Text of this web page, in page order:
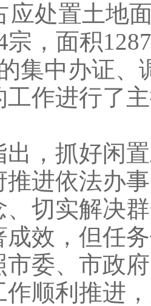
应处置土地
宗，面积
集中办证
工作进行了
抓好闲置
推进依法办
、切实解决
成效，但任
市委、市政
作顺利推进